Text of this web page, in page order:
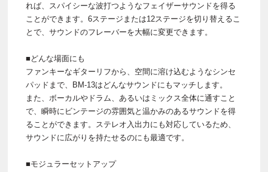
れば、スパイシーな波打つようなフェイザーサウンドを得る
ことができます。6ステージまたは12ステージを切り替えるこ
とで、サウンドのフレーバーを大幅に変更できます。
■どんな場面にも
ファンキーなギターリフから、空間に溶け込むようなシンセ
パッドまで、BM-13はどんなサウンドにもマッチします。
また、ボーカルやドラム、あるいはミックス全体に通すこと
で、瞬時にビンテージの雰囲気と温かみのあるサウンドを得
ることができます。ステレオ入出力にも対応しているため、
サウンドに広がりを持たせるのにも最適です。
■モジュラーセットアップ